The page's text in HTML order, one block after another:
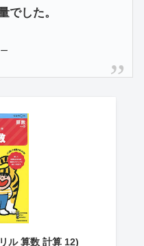
でした。
ル 算数 計算 12)